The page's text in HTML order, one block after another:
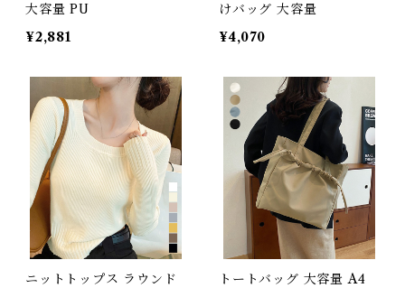
大容量 PU
¥2,881
けバッグ 大容量
¥4,070
ニットトップス ラウンド
トートバッグ 大容量 A4